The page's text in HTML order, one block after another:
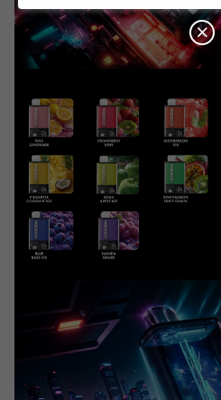
N
O
N
O
U
P
O
€229.00 kaufen